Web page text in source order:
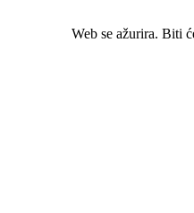
Web se ažurira. Biti